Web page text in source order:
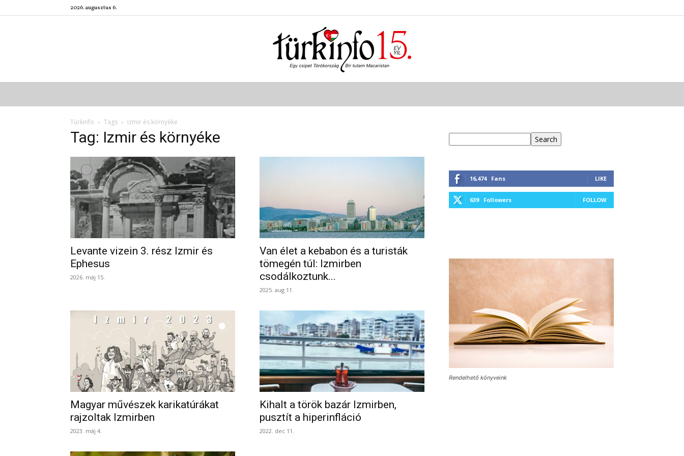
2026. augusztus 6.
Türkinfo
Türkinfo Tags Izmir és környéke
Tag: Izmir és környéke
Levante vizein 3. rész Izmir és
Ephesus
2026. máj 15.
Van élet a kebabon és a turisták
tömegén túl: Izmirben
csodálkoztunk...
2025. aug 11.
Magyar művészek karikatúrákat
rajzoltak Izmirben
2023. máj 4.
Kihalt a török bazár Izmirben,
pusztít a hiperinfláció
2022. dec 11.
Search
16,474 Fans LIKE
639 Followers FOLLOW
Rendelhető könyveink